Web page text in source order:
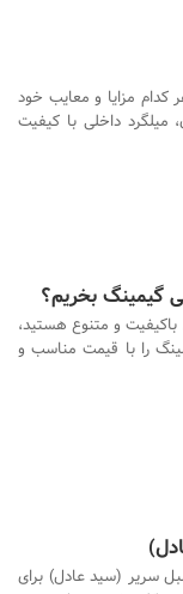
کدام مزایا و معایب خود
میلگرد داخلی با کیفیت
گیمینگ بخریم؟
و متنوع هستید،
را با قیمت مناسب و
سریر (سید عادل) برای